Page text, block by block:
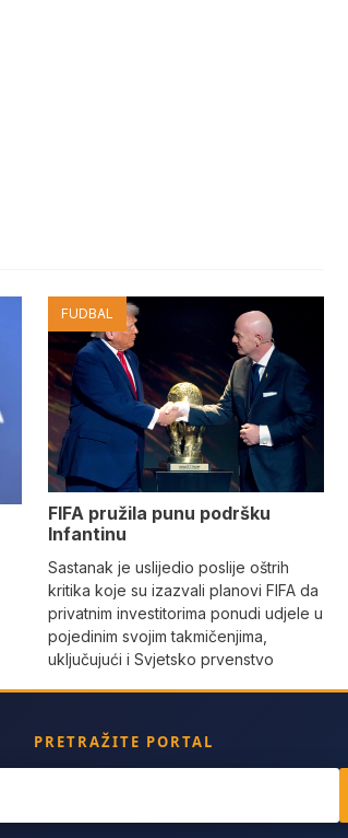
FUDBAL
FIFA pružila punu podršku
Infantinu
Sastanak je uslijedio poslije oštrih
kritika koje su izazvali planovi FIFA da
privatnim investitorima ponudi udjele u
pojedinim svojim takmičenjima,
uključujući i Svjetsko prvenstvo
PRETRAŽITE PORTAL